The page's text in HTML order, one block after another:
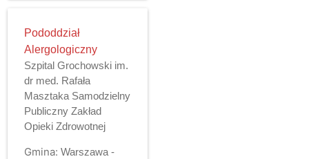
Pododdział
Alergologiczny
Szpital Grochowski im.
dr med. Rafała
Masztaka Samodzielny
Publiczny Zakład
Opieki Zdrowotnej
Gmina: Warszawa -